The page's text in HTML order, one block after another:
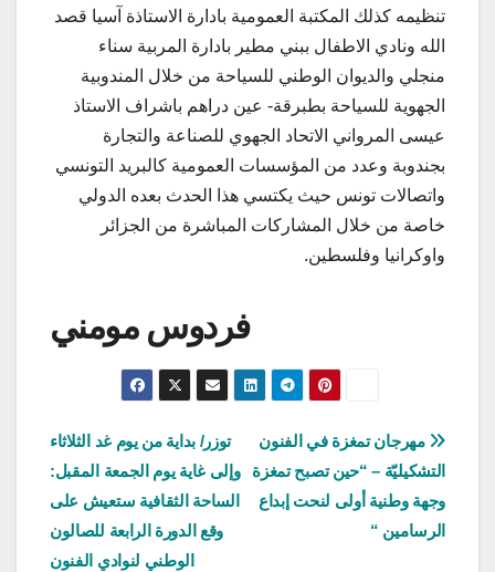
تنظيمه كذلك المكتبة العمومية بادارة الاستاذة آسيا قصد
الله ونادي الاطفال ببني مطير بادارة المربية سناء
منجلي والديوان الوطني للسياحة من خلال المندوبية
الجهوية للسياحة بطبرقة- عين دراهم باشراف الاستاذ
عيسى المرواني الاتحاد الجهوي للصناعة والتجارة
بجندوبة وعدد من المؤسسات العمومية كالبريد التونسي
واتصالات تونس حيث يكتسي هذا الحدث بعده الدولي
خاصة من خلال المشاركات المباشرة من الجزائر
واوكرانيا وفلسطين.
فردوس مومني
تصفّح
المقالات
توزر/ بداية من يوم غد الثلاثاء
وإلى غاية يوم الجمعة المقبل:
الساحة الثقافية ستعيش على
وقع الدورة الرابعة للصالون
الوطني لنوادي الفنون
مهرجان تمغزة في الفنون
التشكيليّة – “حين تصبح تمغزة
وجهة وطنية أولى لنحت إبداع
الرسامين “